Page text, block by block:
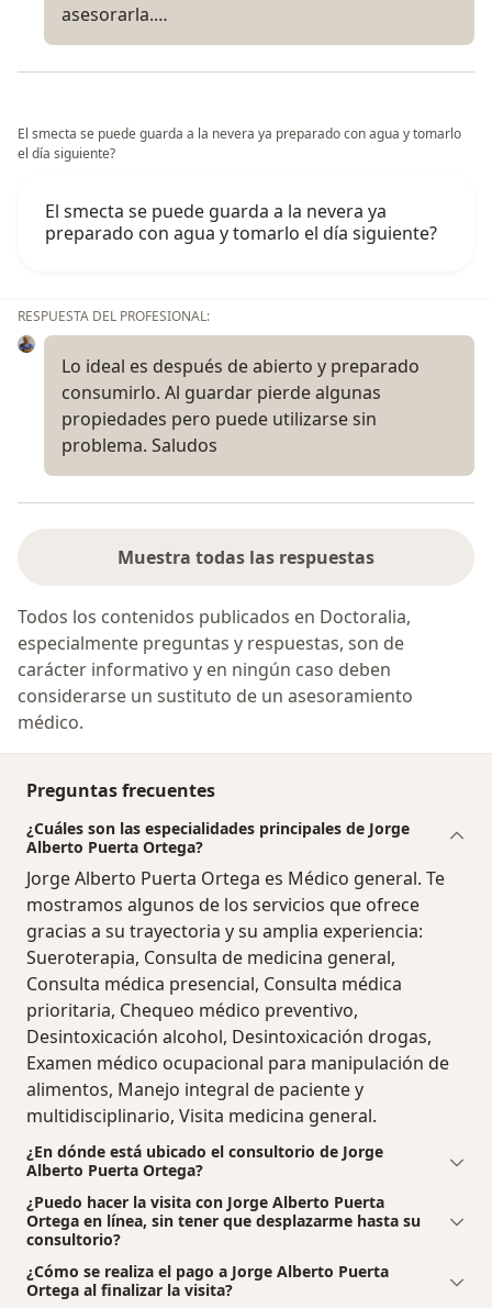
asesorarla.…
El smecta se puede guarda a la nevera ya preparado con agua y tomarlo
el día siguiente?
El smecta se puede guarda a la nevera ya
preparado con agua y tomarlo el día siguiente?
RESPUESTA DEL PROFESIONAL:
Lo ideal es después de abierto y preparado
consumirlo. Al guardar pierde algunas
propiedades pero puede utilizarse sin
problema. Saludos
Muestra todas las respuestas
Todos los contenidos publicados en Doctoralia,
especialmente preguntas y respuestas, son de
carácter informativo y en ningún caso deben
considerarse un sustituto de un asesoramiento
médico.
Preguntas frecuentes
¿Cuáles son las especialidades principales de Jorge
Alberto Puerta Ortega?
Jorge Alberto Puerta Ortega es Médico general. Te
mostramos algunos de los servicios que ofrece
gracias a su trayectoria y su amplia experiencia:
Sueroterapia, Consulta de medicina general,
Consulta médica presencial, Consulta médica
prioritaria, Chequeo médico preventivo,
Desintoxicación alcohol, Desintoxicación drogas,
Examen médico ocupacional para manipulación de
alimentos, Manejo integral de paciente y
multidisciplinario, Visita medicina general.
¿En dónde está ubicado el consultorio de Jorge
Alberto Puerta Ortega?
¿Puedo hacer la visita con Jorge Alberto Puerta
Ortega en línea, sin tener que desplazarme hasta su
consultorio?
¿Cómo se realiza el pago a Jorge Alberto Puerta
Ortega al finalizar la visita?